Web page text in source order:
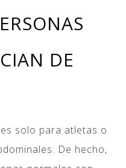
DE
solo para atletas o
De hecho,